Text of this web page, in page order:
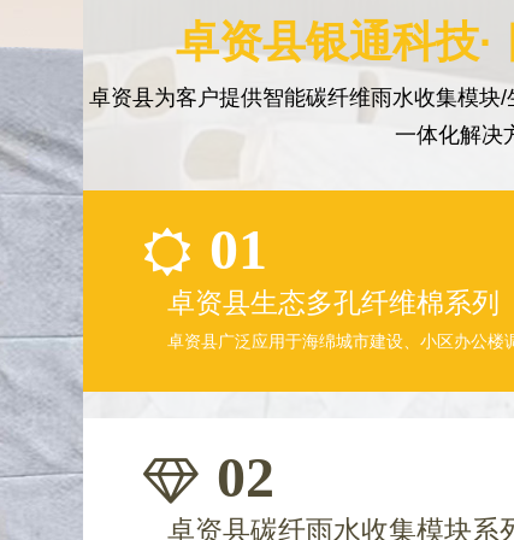
卓资县银通科技·
卓资县为客户提供智能碳纤维雨水收集模块
一体化解决
01
卓资县生态多孔纤维棉系列
卓资县广泛应用于海绵城市建设、小区办公
02
卓资县碳纤雨水收集模块系